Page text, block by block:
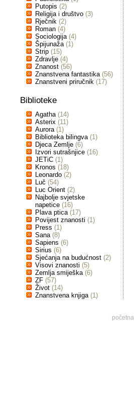
Putopis (2)
Religija i društvo (3)
Rječnik (2)
Roman (4)
Sociologija (4)
Špijunaža (1)
Strip (15)
Zdravlje (4)
Znanost (56)
Znanstvena fantastika (56)
Znanstveni priručnik (17)
Biblioteke
Agatha (14)
Asterix (11)
Aurora (1)
Biblioteka bilingva (1)
Djeca Zemlje (6)
Izvori sutrašnjice (16)
JETiC (1)
Kronos (18)
Leonardo (2)
Luč (54)
Luc Orient (2)
Najbolje svjetske
napetice (16)
Plava ptica (17)
Povijest znanosti (1)
Press (1)
Sana (8)
Sapiens (6)
Sirius (6)
Sjećanja na budućnost (2)
Visovi znanosti (5)
Zemlja smiješka (6)
ZF (57)
Život (14)
Znanstvena knjiga (1)
početna